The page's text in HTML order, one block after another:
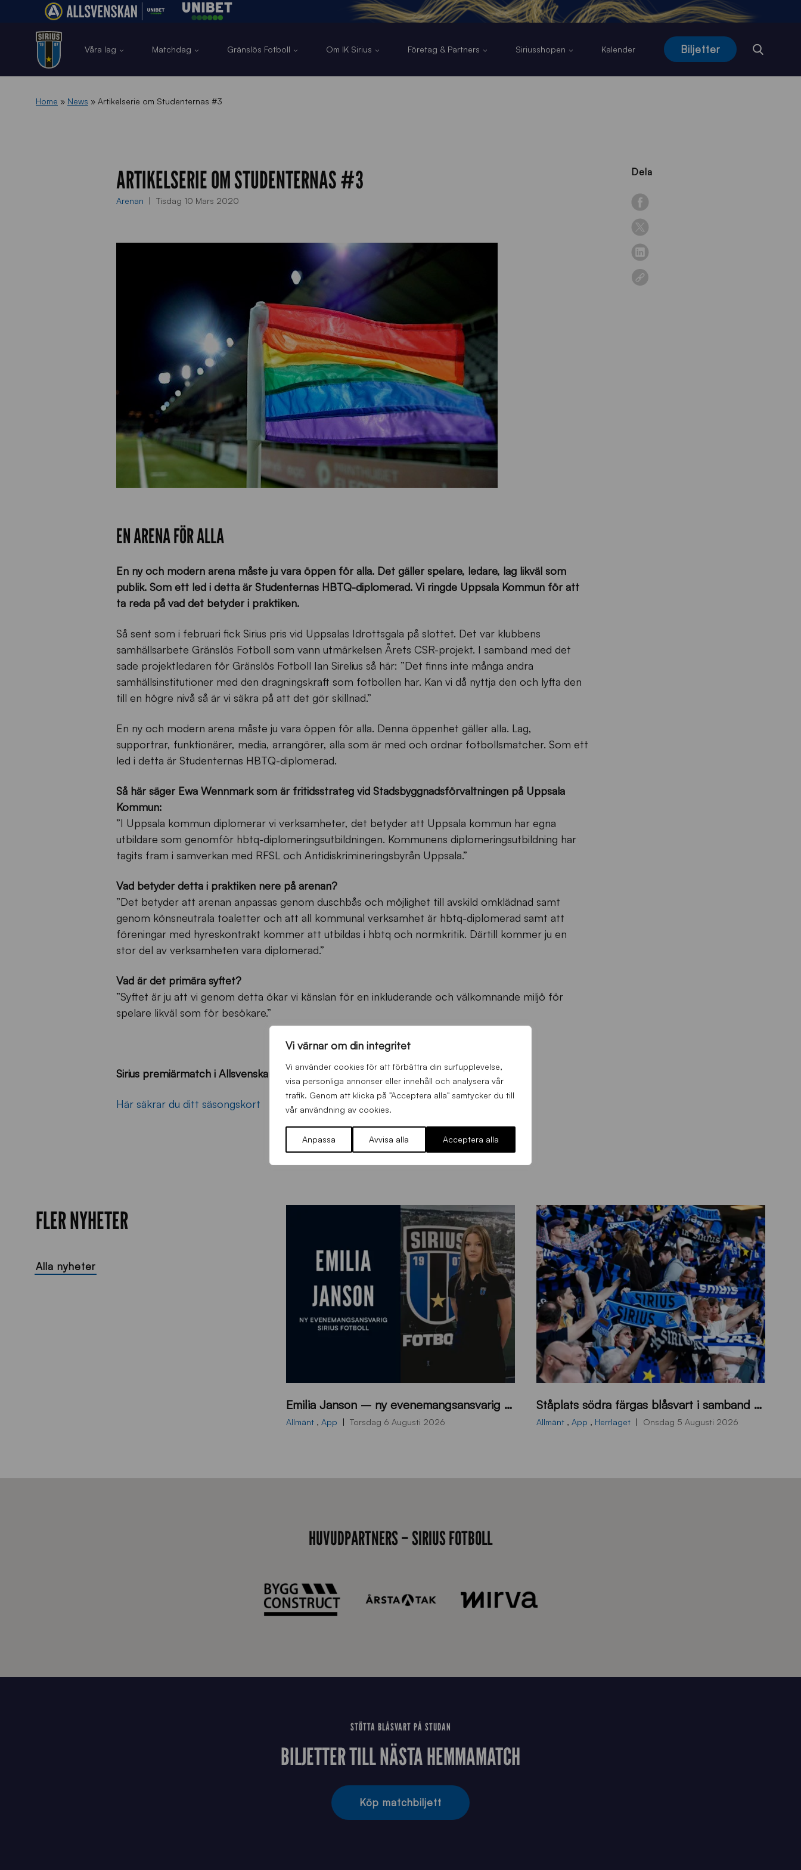
Vi värnar om din integritet
Vi använder cookies för att förbättra din surfupplevelse,
visa personliga annonser eller innehåll och analysera vår
trafik. Genom att klicka på "Acceptera alla" samtycker du till
vår användning av cookies.
Anpassa Avvisa alla Acceptera alla
Våra lag Matchdag Gränslös Fotboll Om IK Sirius Företag & Partners Siriusshopen Kalender Biljetter
Home » News » Artikelserie om Studenternas #3
Dela
ARTIKELSERIE OM STUDENTERNAS #3
Arenan Tisdag 10 Mars 2020
EN ARENA FÖR ALLA
En ny och modern arena måste ju vara öppen för alla. Det gäller spelare, ledare, lag likväl som
publik. Som ett led i detta är Studenternas HBTQ-diplomerad. Vi ringde Uppsala Kommun för att
ta reda på vad det betyder i praktiken.
Så sent som i februari fick Sirius pris vid Uppsalas Idrottsgala på slottet. Det var klubbens
samhällsarbete Gränslös Fotboll som vann utmärkelsen Årets CSR-projekt. I samband med det
sade projektledaren för Gränslös Fotboll Ian Sirelius så här: ”Det finns inte många andra
samhällsinstitutioner med den dragningskraft som fotbollen har. Kan vi då nyttja den och lyfta den
till en högre nivå så är vi säkra på att det gör skillnad.”
En ny och modern arena måste ju vara öppen för alla. Denna öppenhet gäller alla. Lag,
supportrar, funktionärer, media, arrangörer, alla som är med och ordnar fotbollsmatcher. Som ett
led i detta är Studenternas HBTQ-diplomerad.
Så här säger Ewa Wennmark som är fritidsstrateg vid Stadsbyggnadsförvaltningen på Uppsala
Kommun:
”I Uppsala kommun diplomerar vi verksamheter, det betyder att Uppsala kommun har egna
utbildare som genomför hbtq-diplomeringsutbildningen. Kommunens diplomeringsutbildning har
tagits fram i samverkan med RFSL och Antidiskrimineringsbyrån Uppsala.”
Vad betyder detta i praktiken nere på arenan?
”Det betyder att arenan anpassas genom duschbås och möjlighet till avskild omklädnad samt
genom könsneutrala toaletter och att all kommunal verksamhet är hbtq-diplomerad samt att
föreningar med hyreskontrakt kommer att utbildas i hbtq och normkritik. Därtill kommer ju en
stor del av verksamheten vara diplomerad.”
Vad är det primära syftet?
”Syftet är ju att vi genom detta ökar vi känslan för en inkluderande och välkomnande miljö för
spelare likväl som för besökare.”
Sirius premiärmatch i Allsvenskan på Studenternas är 5 april mot Falkenberg.
Här säkrar du ditt säsongskort
FLER NYHETER
Alla nyheter
0
0
Emilia Janson – ny evenemangsansvarig för Sirius Fotboll
Allmänt , App Torsdag 6 Augusti 2026
ö
d
Ståplats södra färgas blåsvart i samband med nästa hemmamatch
Allmänt , App , Herrlaget Onsdag 5 Augusti 2026
HUVUDPARTNERS – SIRIUS FOTBOLL
STÖTTA BLÅSVART PÅ STUDAN
BILJETTER TILL NÄSTA HEMMAMATCH
Köp matchbiljett